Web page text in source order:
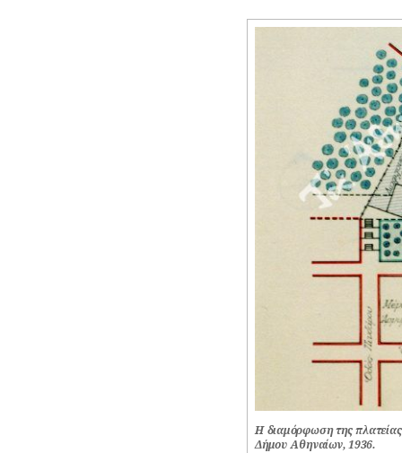
Η διαμόρφωση της
Δήμου Αθηναίων, 1936.